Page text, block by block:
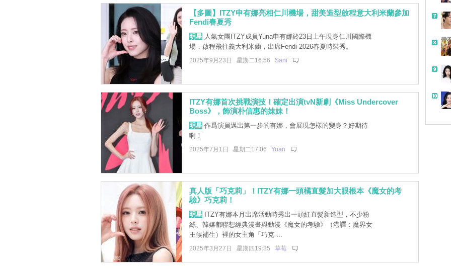
【多圖】ITZY申有娜亮相仁川機場，甜美造型啟程意大利米蘭參加
Fendi春夏秀
明星人氣女團ITZY成員Yuna申有娜於23日上午現身仁川國際機
場，啟程飛往義大利米蘭，出席Fendi 2026春夏時裝秀。
2025年9月23日 星期二16:56 Sani
ITZY有娜首次挑戰演技！確定出演tvN新劇《Miss Undercover
Boss》，飾演朴信惠的妹妹！
明星作爲演員邁出第一步的有娜，會展現怎樣的變身？好期待
啊！
2025年7月1日 星期二17:06 Yuan
真人版「巧克莉」！ITZY有娜一頭橘直髮加大眼根本《魔女的考
驗》巧克莉！
明星ITZY有娜本月出席活動時秀出一頭紅直髮新造型，不少粉
絲、韓媒都聯想經典漫畫與動漫《魔女的考驗》（港譯：魔界女
王候補生）裡的女主角「巧克 ...
2025年3月27日 星期四19:35 草莓
帶